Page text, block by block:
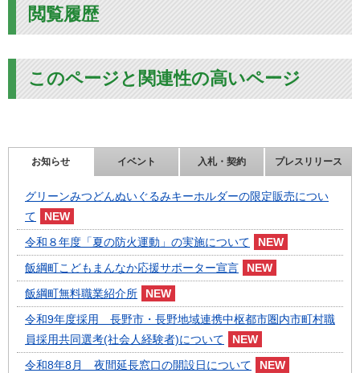
閲覧履歴
このページと関連性の高いページ
お知らせ イベント 入札・契約 プレスリリース
グリーンみつどんぬいぐるみキーホルダーの限定販売につい
て
令和８年度「夏の防火運動」の実施について
飯綱町こどもまんなか応援サポーター宣言
飯綱町無料職業紹介所
令和9年度採用 長野市・長野地域連携中枢都市圏内市町村職
員採用共同選考(社会人経験者)について
令和8年8月 夜間延長窓口の開設日について